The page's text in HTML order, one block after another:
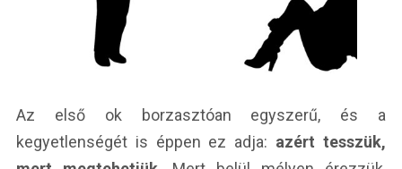
Az első ok borzasztóan egyszerű, és a
kegyetlenségét is éppen ez adja: azért tesszük,